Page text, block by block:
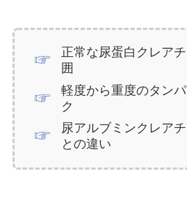
正常な尿蛋白クレア
囲
軽度から重度のタン
ク
尿アルブミンクレア
との違い